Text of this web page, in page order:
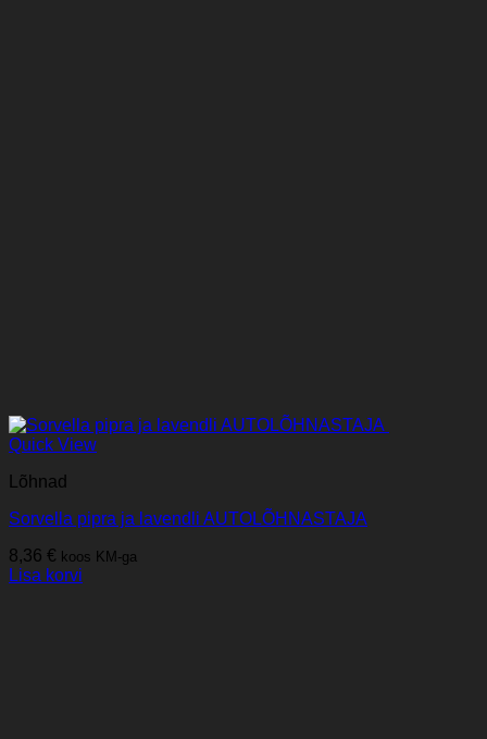
Quick View
Lõhnad
Sorvella pipra ja lavendli AUTOLÕHNASTAJA
8,36 € koos KM-ga
Lisa korvi